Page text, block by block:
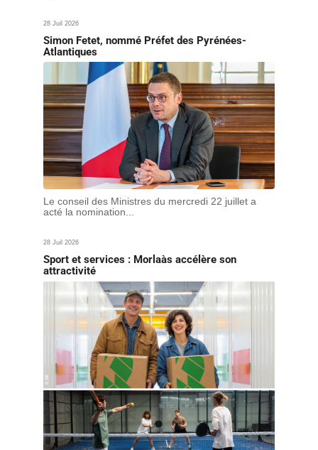
28 Juil 2026
Simon Fetet, nommé Préfet des Pyrénées-
Atlantiques
Le conseil des Ministres du mercredi 22 juillet a
acté la nomination...
28 Juil 2026
Sport et services : Morlaàs accélère son
attractivité